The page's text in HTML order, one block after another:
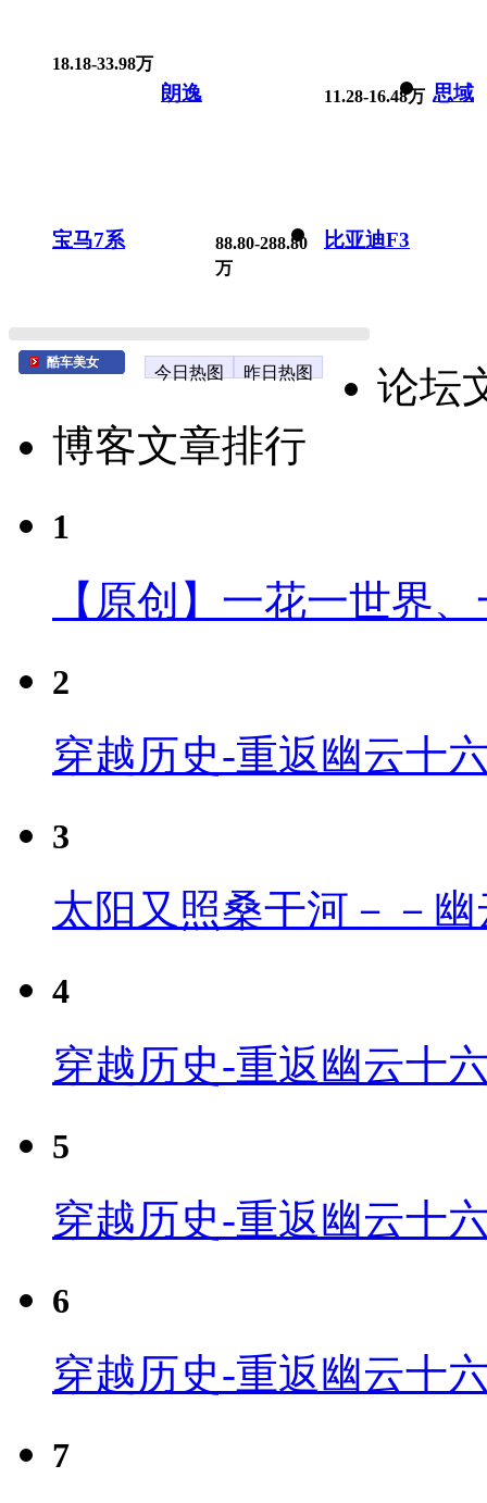
18.18-33.98万
朗逸 11.28-16.48万 思域
宝马7系
88.80-288.80
万
比亚迪F3
酷车美女
今日热图 昨日热图
论坛
博客文章排行
1
【原创】一花一世界
2
穿越历史-重返幽云十
3
太阳又照桑干河－－
4
穿越历史-重返幽云十
5
穿越历史-重返幽云十
6
穿越历史-重返幽云十
7